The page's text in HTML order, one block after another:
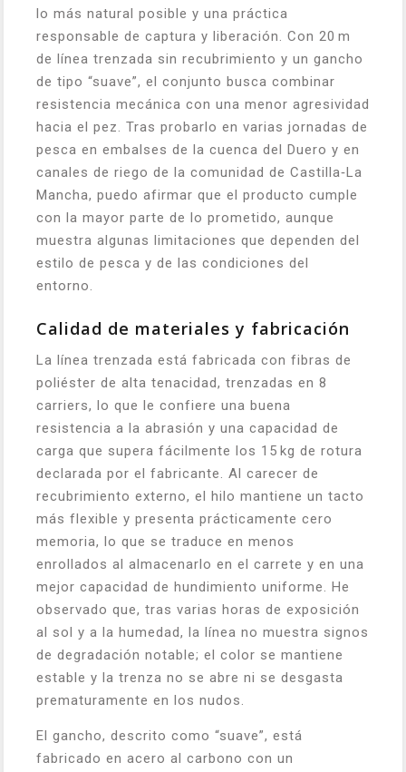
lo más natural posible y una práctica
responsable de captura y liberación. Con 20 m
de línea trenzada sin recubrimiento y un gancho
de tipo “suave”, el conjunto busca combinar
resistencia mecánica con una menor agresividad
hacia el pez. Tras probarlo en varias jornadas de
pesca en embalses de la cuenca del Duero y en
canales de riego de la comunidad de Castilla‑La
Mancha, puedo afirmar que el producto cumple
con la mayor parte de lo prometido, aunque
muestra algunas limitaciones que dependen del
estilo de pesca y de las condiciones del
entorno.
Calidad de materiales y fabricación
La línea trenzada está fabricada con fibras de
poliéster de alta tenacidad, trenzadas en 8
carriers, lo que le confiere una buena
resistencia a la abrasión y una capacidad de
carga que supera fácilmente los 15 kg de rotura
declarada por el fabricante. Al carecer de
recubrimiento externo, el hilo mantiene un tacto
más flexible y presenta prácticamente cero
memoria, lo que se traduce en menos
enrollados al almacenarlo en el carrete y en una
mejor capacidad de hundimiento uniforme. He
observado que, tras varias horas de exposición
al sol y a la humedad, la línea no muestra signos
de degradación notable; el color se mantiene
estable y la trenza no se abre ni se desgasta
prematuramente en los nudos.
El gancho, descrito como “suave”, está
fabricado en acero al carbono con un